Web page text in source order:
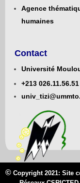
Agence
humaines
Contact
Université
+213 026.11.56.51
© Copyright 2021: Site